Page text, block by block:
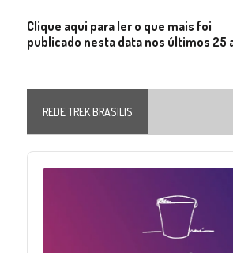
Clique aqui para ler o que mais foi
publicado nesta data nos últimos 25
REDE TREK BRASILIS
Audio
Player